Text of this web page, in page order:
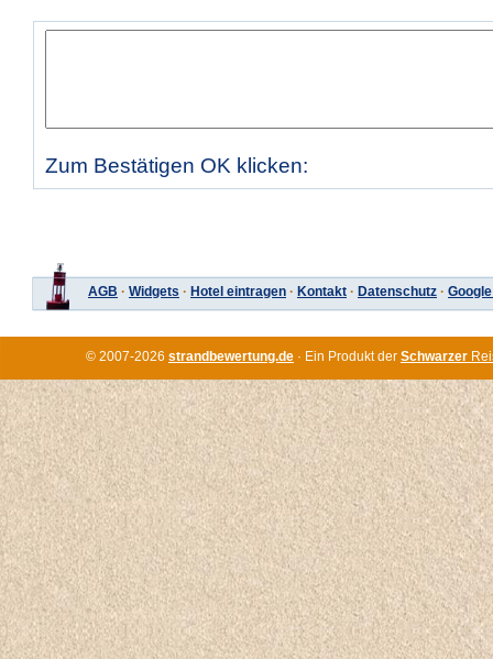
Zum Bestätigen OK klicken:
AGB · Widgets · Hotel eintragen · Kontakt · Datenschutz ·
© 2007-2026 strandbewertung.de · Ein Produkt der Schwarzer